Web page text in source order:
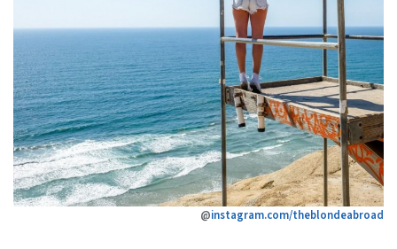
@instagram.com/theblondeabroad